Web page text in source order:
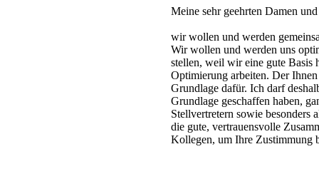
Meine sehr geehrten Damen
wir wollen und werden
Wir wollen und werden uns
stellen, weil wir eine gute Basis
Optimierung arbeiten. Der
Grundlage dafür. Ich darf
Grundlage geschaffen haben,
Stellvertretern sowie besonders
die gute, vertrauensvolle
Kollegen, um Ihre Zustimmung